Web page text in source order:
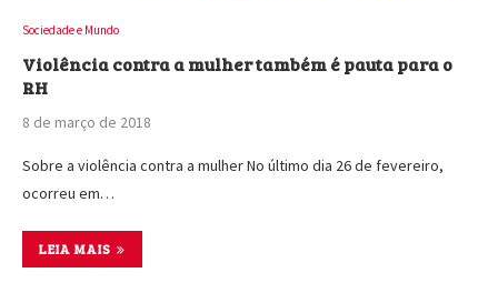
Sociedade e Mundo
Violência contra a mulher também é pauta para o
RH
8 de março de 2018
Sobre a violência contra a mulher No último dia 26 de fevereiro,
ocorreu em…
LEIA MAIS